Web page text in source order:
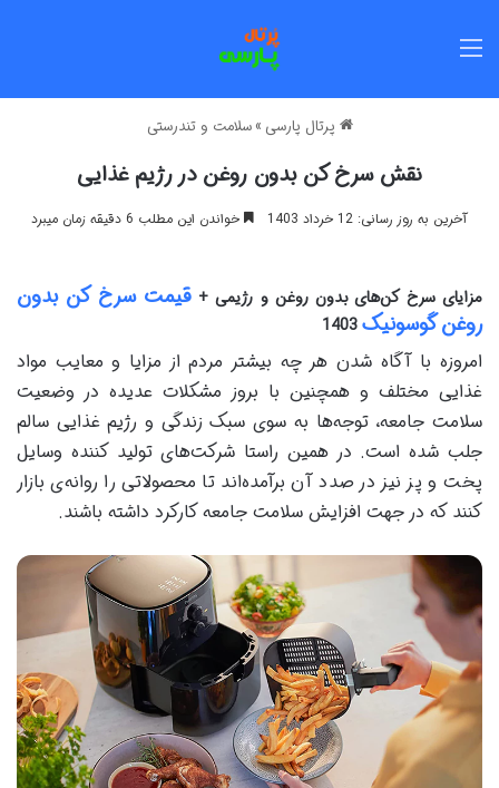
پرتال پارسی » سلامت و تندرستی
نقش سرخ کن بدون روغن در رژیم غذایی
آخرین به روز رسانی: 12 خرداد 1403 خواندن این مطلب 6 دقیقه زمان میبرد
مزایای سرخ کن‌های بدون روغن و رژیمی +قیمت سرخ کن بدون
روغن گوسونیک
امروزه با آگاه شدن هر چه بیشتر مردم از مزایا و معایب مواد
غذایی مختلف و همچنین با بروز مشکلات عدیده در وضعیت
سلامت جامعه، توجه‌ها به سوی سبک زندگی و رژیم غذایی سالم
جلب شده است. در همین راستا شرکت‌های تولید کننده‌ وسایل
پخت و پز نیز در صدد آن برآمده‌اند تا محصولاتی را روانه‌ی بازار
کنند که در جهت افزایش سلامت جامعه کارکرد داشته باشند.